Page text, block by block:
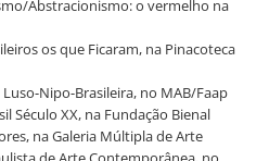
Abstracionismo: o vermelho na
os que Ficaram, na Pinacoteca
Luso-Nipo-Brasileira, no MAB/Faap
Século XX, na Fundação Bienal
na Galeria Múltipla de Arte